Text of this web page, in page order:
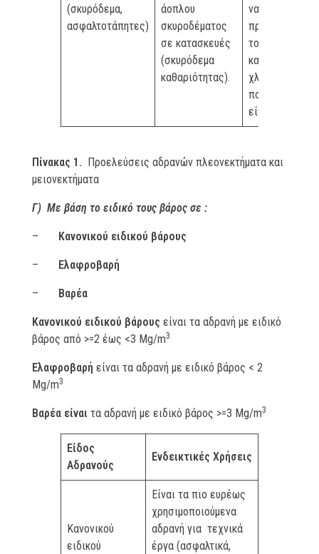
(σκυρόδεμα,
ασφαλτοτάπητες)
άοπλου
σκυροδέματος
σε κατασκευές
(σκυρόδεμα
καθαριότητας).
να
το % SO3
και το %
χλωριόντων
που πιθανών
είναι αυξημένο
Πίνακας 1. Προελεύσεις αδρανών πλεονεκτήματα και
μειονεκτήματα
Γ) Με βάση το ειδικό τους βάρος σε :
– Κανονικού ειδικού βάρους
– Ελαφροβαρή
– Βαρέα
Κανονικού ειδικού βάρους είναι τα αδρανή με ειδικό
βάρος από >=2 έως <3 Μg/m3
Ελαφροβαρή είναι τα αδρανή με ειδικό βάρος < 2
Μg/m3
Βαρέα είναι τα αδρανή με ειδικό βάρος >=3 Μg/m3
Είδος
Αδρανούς
Ενδεικτικές Χρήσεις
Κανονικού
ειδικού
Είναι τα πιο ευρέως
χρησιμοποιούμενα
αδρανή για τεχνικά
έργα (ασφαλτικά,